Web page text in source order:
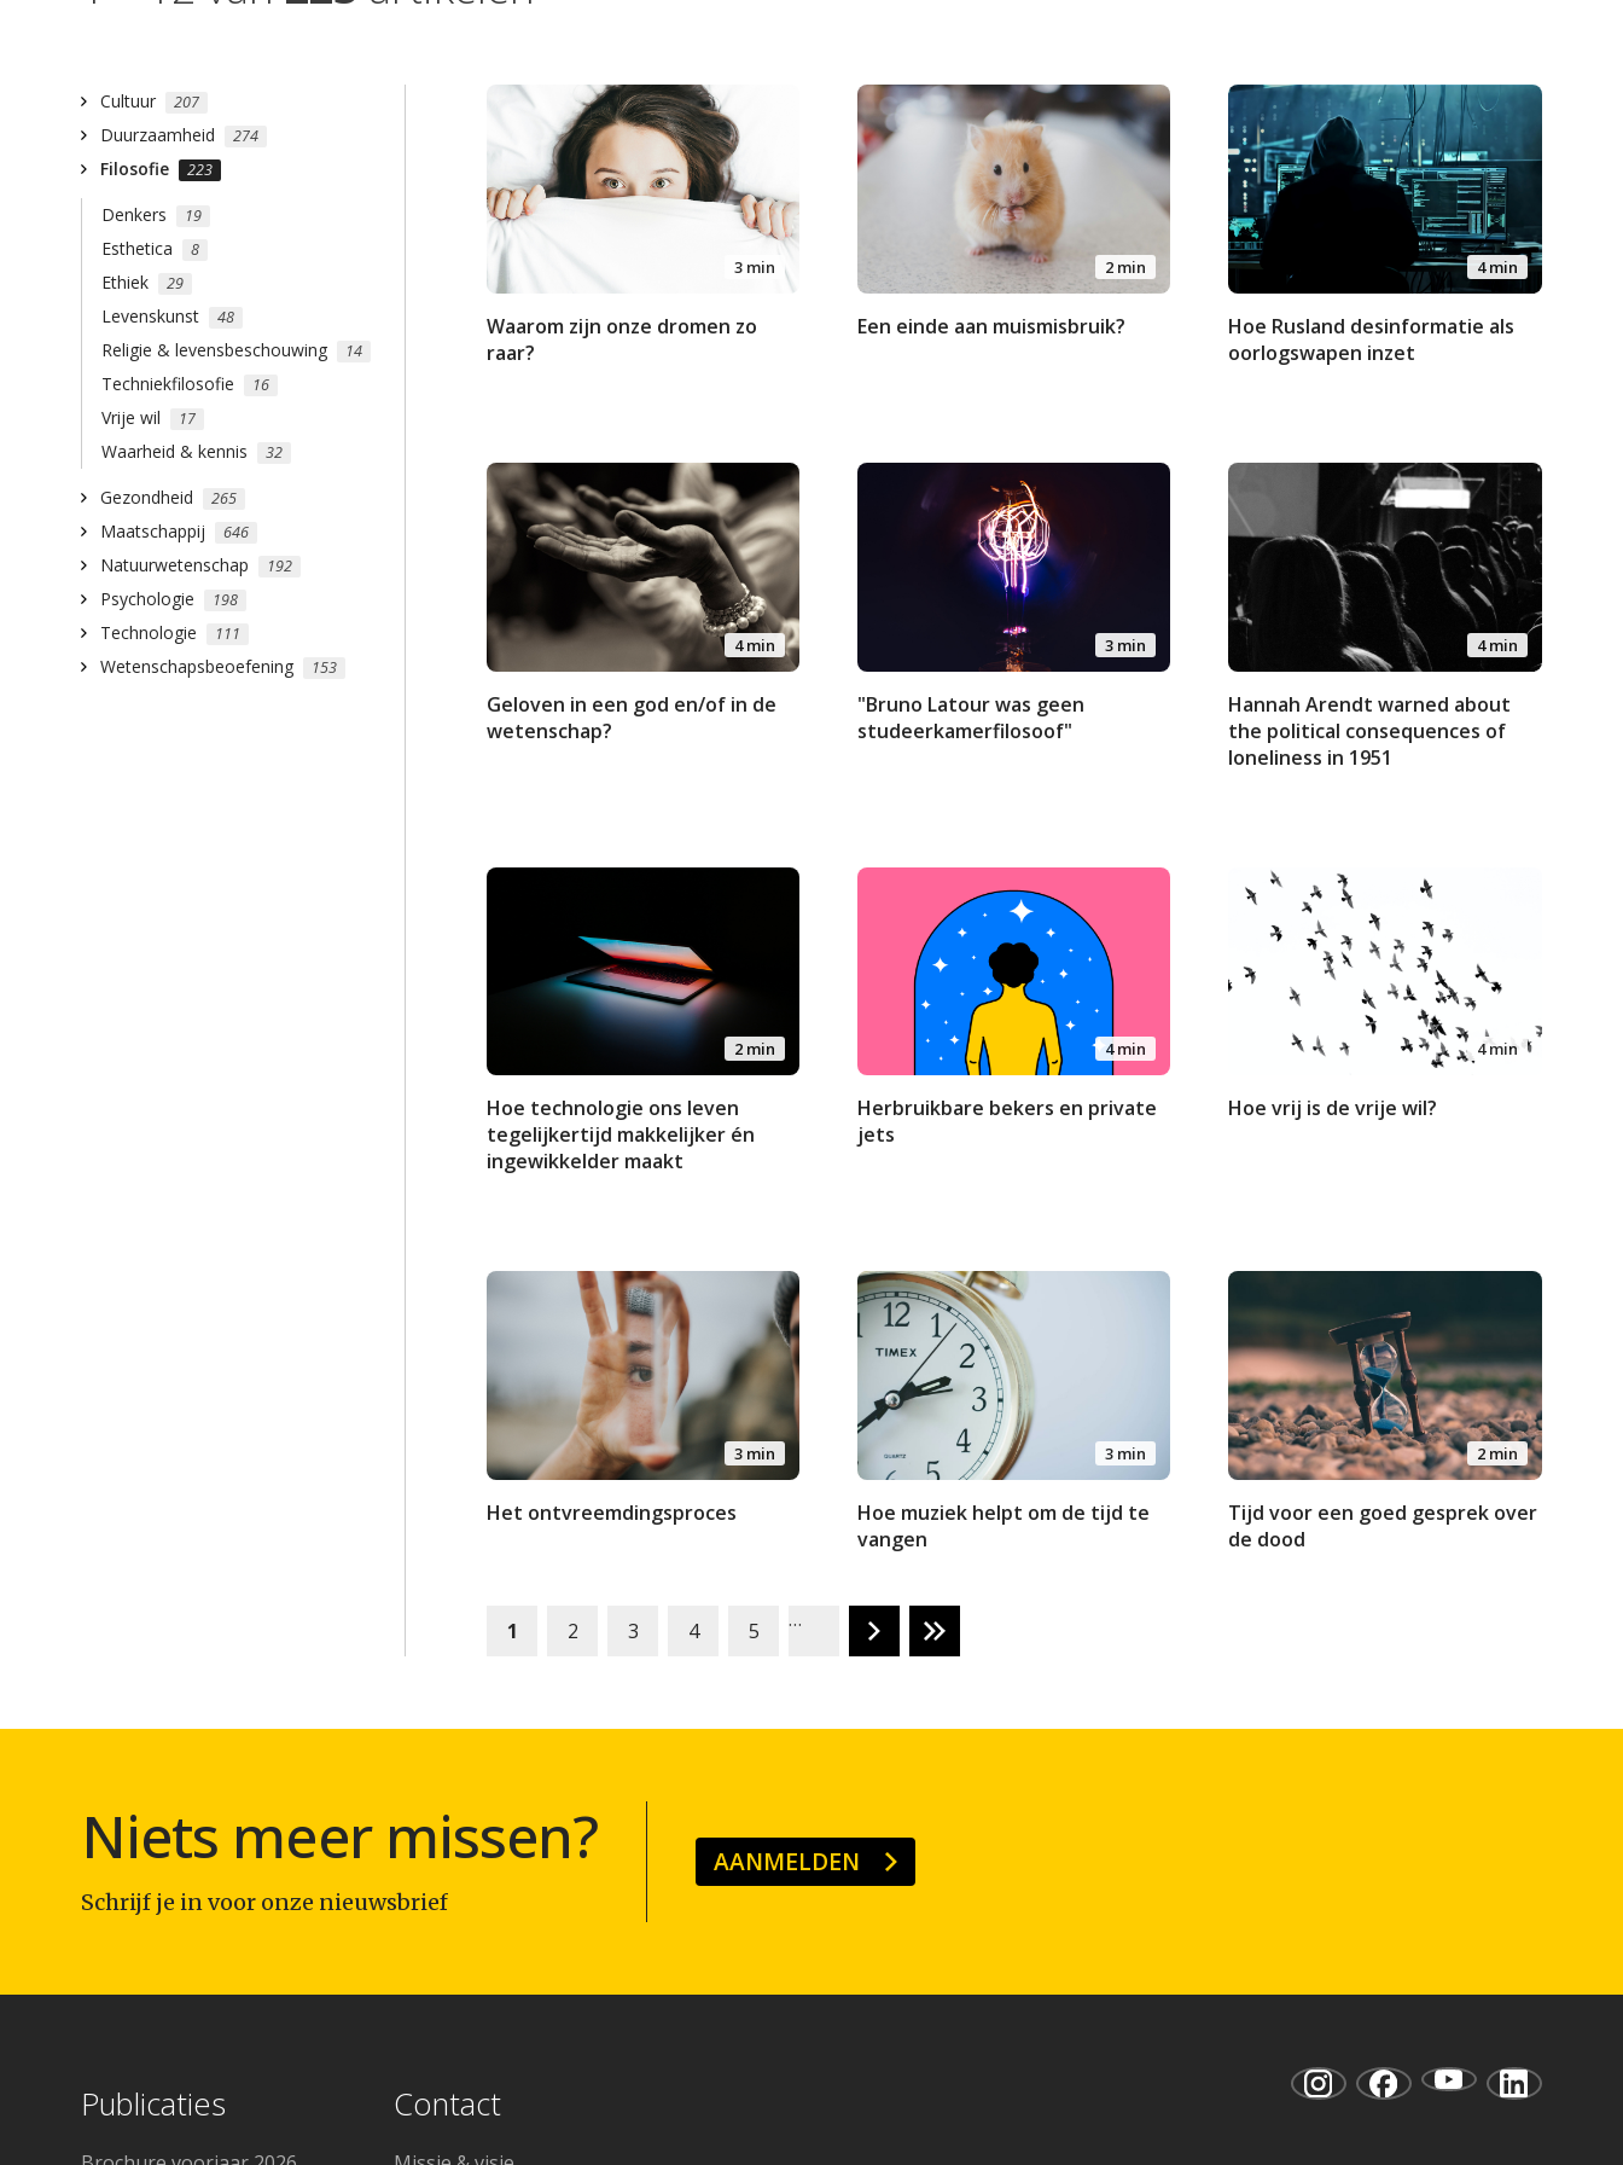
Cultuur 207
Duurzaamheid 274
Filosofie 223
Denkers 19
Esthetica 8
Ethiek 29
Levenskunst 48
Religie & levensbeschouwing 14
Techniekfilosofie 16
Vrije wil 17
Waarheid & kennis 32
Gezondheid 265
Maatschappij 646
Natuurwetenschap 192
Psychologie 198
Technologie 111
Wetenschapsbeoefening 153
3 min
Waarom zijn onze dromen zo
raar?
2 min
Een einde aan muismisbruik?
4 min
Hoe Rusland desinformatie als
oorlogswapen inzet
4 min
Geloven in een god en/of in de
wetenschap?
3 min
"Bruno Latour was geen
studeerkamerfilosoof"
4 min
Hannah Arendt warned about
the political consequences of
loneliness in 1951
2 min
Hoe technologie ons leven
tegelijkertijd makkelijker én
ingewikkelder maakt
4 min
Herbruikbare bekers en private
jets
4 min
Hoe vrij is de vrije wil?
3 min
Het ontvreemdingsproces
3 min
Hoe muziek helpt om de tijd te
vangen
2 min
Tijd voor een goed gesprek over
de dood
1 2 3 4 5 …
Niets meer missen?
Schrijf je in voor onze nieuwsbrief
AANMELDEN
Publicaties Contact